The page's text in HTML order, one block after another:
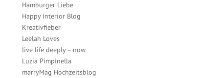
Hamburger Liebe
Happy Interior Blog
Kreativfieber
Leelah Loves
live life deeply – now
Luzia Pimpinella
marryMag Hochzeitsblog